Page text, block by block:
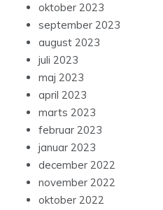
oktober 2023
september 2023
august 2023
juli 2023
maj 2023
april 2023
marts 2023
februar 2023
januar 2023
december 2022
november 2022
oktober 2022